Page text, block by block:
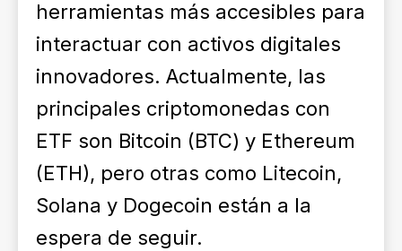
herramientas más accesibles para
interactuar con activos digitales
innovadores. Actualmente, las
principales criptomonedas con
ETF son Bitcoin (BTC) y Ethereum
(ETH), pero otras como Litecoin,
Solana y Dogecoin están a la
espera de seguir.